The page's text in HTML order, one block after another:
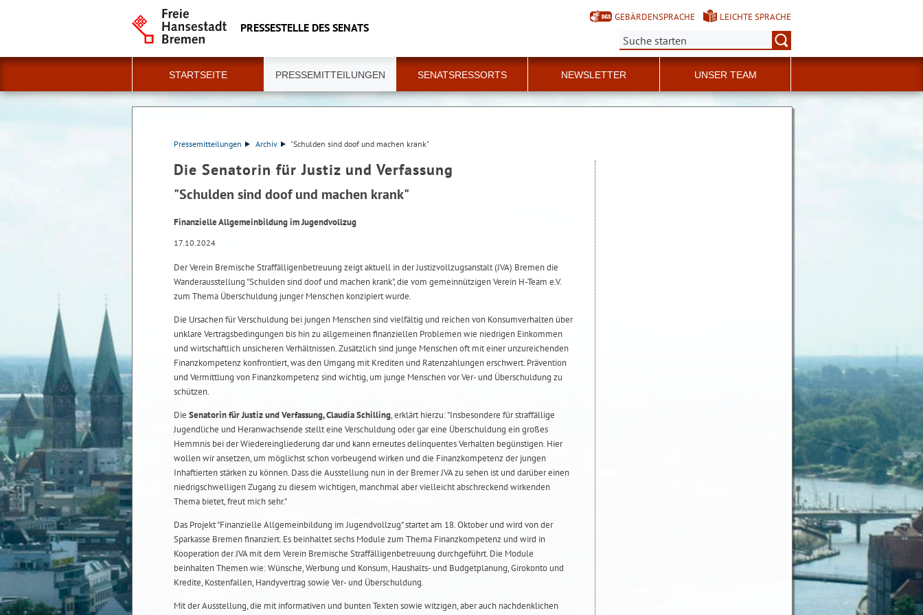
PRESSESTELLE DES SENATS
GEBÄRDENSPRACHE
LEICHTE SPRACHE
Suche:
STARTSEITE PRESSEMITTEILUNGEN SENATSRESSORTS NEWSLETTER UNSER TEAM
Pressemitteilungen Archiv "Schulden sind doof und machen krank"
Die Senatorin für Justiz und Verfassung
"Schulden sind doof und machen krank"
Finanzielle Allgemeinbildung im Jugendvollzug
17.10.2024
Der Verein Bremische Straffälligenbetreuung zeigt aktuell in der Justizvollzugsanstalt (JVA) Bremen die
Wanderausstellung "Schulden sind doof und machen krank", die vom gemeinnützigen Verein H-Team e.V.
zum Thema Überschuldung junger Menschen konzipiert wurde.
Die Ursachen für Verschuldung bei jungen Menschen sind vielfältig und reichen von Konsumverhalten über
unklare Vertragsbedingungen bis hin zu allgemeinen finanziellen Problemen wie niedrigen Einkommen
und wirtschaftlich unsicheren Verhältnissen. Zusätzlich sind junge Menschen oft mit einer unzureichenden
Finanzkompetenz konfrontiert, was den Umgang mit Krediten und Ratenzahlungen erschwert. Prävention
und Vermittlung von Finanzkompetenz sind wichtig, um junge Menschen vor Ver- und Überschuldung zu
schützen.
Die Senatorin für Justiz und Verfassung, Claudia Schilling, erklärt hierzu: "Insbesondere für straffällige
Jugendliche und Heranwachsende stellt eine Verschuldung oder gar eine Überschuldung ein großes
Hemmnis bei der Wiedereingliederung dar und kann erneutes delinquentes Verhalten begünstigen. Hier
wollen wir ansetzen, um möglichst schon vorbeugend wirken und die Finanzkompetenz der jungen
Inhaftierten stärken zu können. Dass die Ausstellung nun in der Bremer JVA zu sehen ist und darüber einen
niedrigschwelligen Zugang zu diesem wichtigen, manchmal aber vielleicht abschreckend wirkenden
Thema bietet, freut mich sehr."
Das Projekt "Finanzielle Allgemeinbildung im Jugendvollzug" startet am 18. Oktober und wird von der
Sparkasse Bremen finanziert. Es beinhaltet sechs Module zum Thema Finanzkompetenz und wird in
Kooperation der JVA mit dem Verein Bremische Straffälligenbetreuung durchgeführt. Die Module
beinhalten Themen wie: Wünsche, Werbung und Konsum, Haushalts- und Budgetplanung, Girokonto und
Kredite, Kostenfallen, Handyvertrag sowie Ver- und Überschuldung.
Mit der Ausstellung, die mit informativen und bunten Texten sowie witzigen, aber auch nachdenklichen